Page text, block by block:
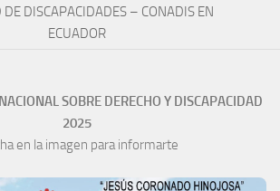
DE DISCAPACIDADES – CONADIS EN
ECUADOR
SOBRE DERECHO Y DISCAPACIDAD
2025
en la imagen para informarte